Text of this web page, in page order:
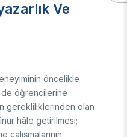
Analizi
Belirleme
Ve
öncelikle
de öğrencilerine
gerekliliklerinden olan
hâle getirilmesi;
çalışmalarının